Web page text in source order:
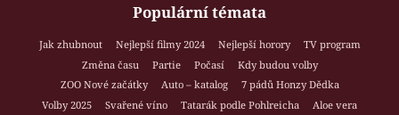
Populární témata
Jak zhubnout Nejlepší filmy 2024 Nejlepší horory
TV program
Změna času
Partie Počasí
Kdy budou volby
ZOO Nové začátky
Auto – katalog
7 pádů Honzy Dědka
Volby 2025
Svařené víno Tatarák podle Pohlreicha
Aloe vera